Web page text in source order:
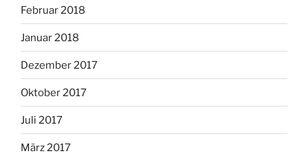
Februar 2018
Januar 2018
Dezember 2017
Oktober 2017
Juli 2017
März 2017